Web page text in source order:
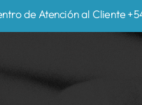
de Atención al Cliente